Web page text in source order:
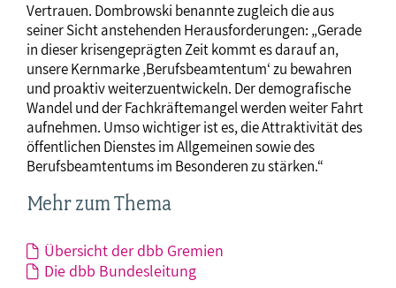
Vertrauen. Dombrowski benannte zugleich die aus
seiner Sicht anstehenden Herausforderungen: „Gerade
in dieser krisengeprägten Zeit kommt es darauf an,
unsere Kernmarke ‚Berufsbeamtentum‘ zu bewahren
und proaktiv weiterzuentwickeln. Der demografische
Wandel und der Fachkräftemangel werden weiter Fahrt
aufnehmen. Umso wichtiger ist es, die Attraktivität des
öffentlichen Dienstes im Allgemeinen sowie des
Berufsbeamtentums im Besonderen zu stärken.“
Mehr zum Thema
Übersicht der dbb Gremien
Die dbb Bundesleitung